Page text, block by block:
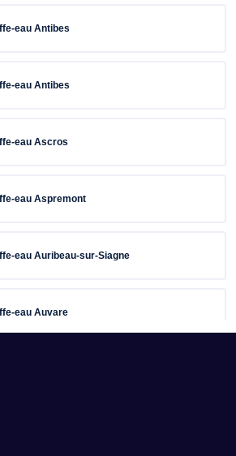
eau Antibes
eau Antibes
eau Ascros
eau Aspremont
eau Auribeau-sur-Siagne
eau Auvare